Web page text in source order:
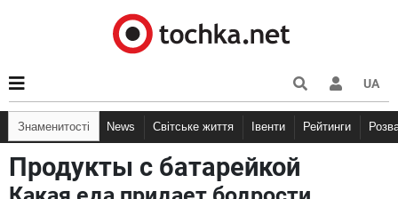
UA
Знаменитості News Світське життя Івенти Рейтинги
Продукты с батарейкой